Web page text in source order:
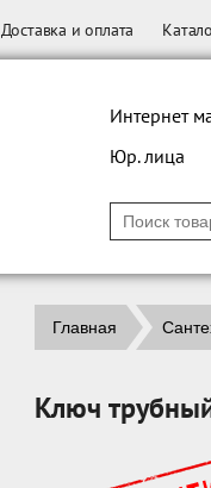
Доставка и оплата
Интернет
Юр. лица
Главная
Ключ